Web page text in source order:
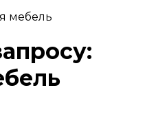
мебель